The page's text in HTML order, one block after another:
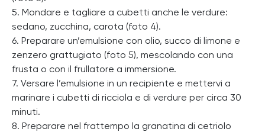
5. Mondare e tagliare a cubetti anche le verdure:
sedano, zucchina, carota (foto 4).
6. Preparare un’emulsione con olio, succo di limone e
zenzero grattugiato (foto 5), mescolando con una
frusta o con il frullatore a immersione.
7. Versare l’emulsione in un recipiente e mettervi a
marinare i cubetti di ricciola e di verdure per circa 30
minuti.
8. Preparare nel frattempo la granatina di cetriolo